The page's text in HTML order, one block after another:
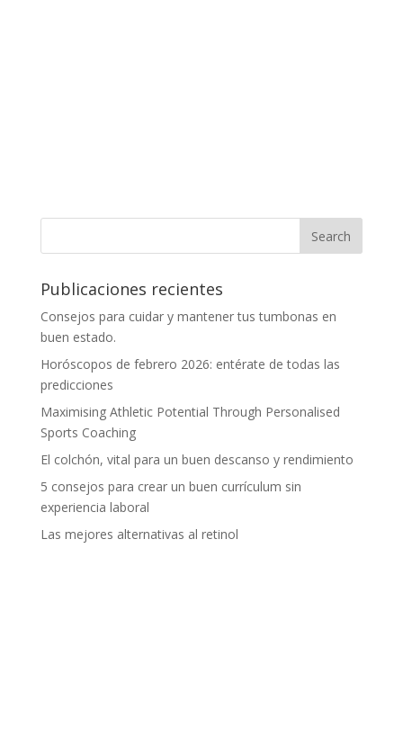
Publicaciones recientes
Consejos para cuidar y mantener tus tumbonas en
buen estado.
Horóscopos de febrero 2026: entérate de todas las
predicciones
Maximising Athletic Potential Through Personalised
Sports Coaching
El colchón, vital para un buen descanso y rendimiento
5 consejos para crear un buen currículum sin
experiencia laboral
Las mejores alternativas al retinol